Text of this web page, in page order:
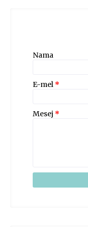
Nama
E-mel *
Mesej *